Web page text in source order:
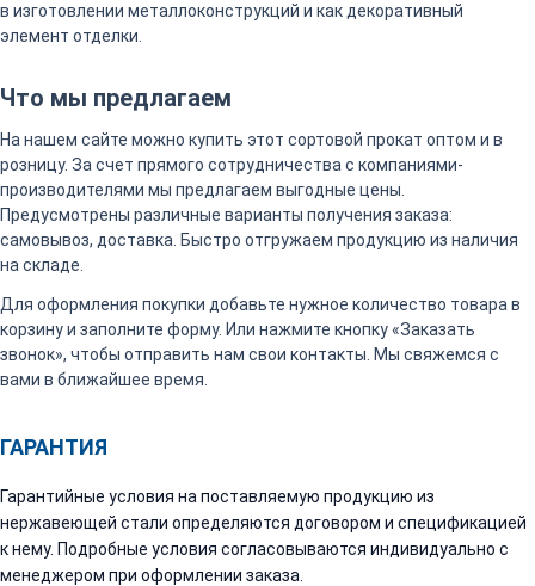
в изготовлении металлоконструкций и как декоративный
элемент отделки.
Что мы предлагаем
На нашем сайте можно купить этот сортовой прокат оптом и в
розницу. За счет прямого сотрудничества с компаниями-
производителями мы предлагаем выгодные цены.
Предусмотрены различные варианты получения заказа:
самовывоз, доставка. Быстро отгружаем продукцию из наличия
на складе.
Для оформления покупки добавьте нужное количество товара в
корзину и заполните форму. Или нажмите кнопку «Заказать
звонок», чтобы отправить нам свои контакты. Мы свяжемся с
вами в ближайшее время.
ГАРАНТИЯ
Гарантийные условия на поставляемую продукцию из
нержавеющей стали определяются договором и спецификацией
к нему. Подробные условия согласовываются индивидуально с
менеджером при оформлении заказа.